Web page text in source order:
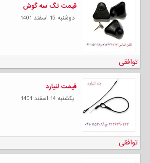
قیمت تگ سه گوش
دوشنبه 15 اسفند 1401
توافقی
قیمت لنیارد
يكشنبه 14 اسفند 1401
توافقی